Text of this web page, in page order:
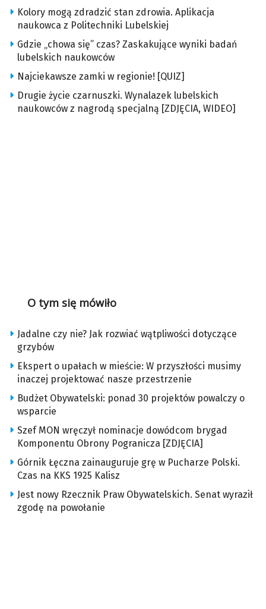
Kolory mogą zdradzić stan zdrowia. Aplikacja
naukowca z Politechniki Lubelskiej
Gdzie „chowa się” czas? Zaskakujące wyniki badań
lubelskich naukowców
Najciekawsze zamki w regionie! [QUIZ]
Drugie życie czarnuszki. Wynalazek lubelskich
naukowców z nagrodą specjalną [ZDJĘCIA, WIDEO]
O tym się mówiło
Jadalne czy nie? Jak rozwiać wątpliwości dotyczące
grzybów
Ekspert o upałach w mieście: W przyszłości musimy
inaczej projektować nasze przestrzenie
Budżet Obywatelski: ponad 30 projektów powalczy o
wsparcie
Szef MON wręczył nominacje dowódcom brygad
Komponentu Obrony Pogranicza [ZDJĘCIA]
Górnik Łęczna zainauguruje grę w Pucharze Polski.
Czas na KKS 1925 Kalisz
Jest nowy Rzecznik Praw Obywatelskich. Senat wyraził
zgodę na powołanie